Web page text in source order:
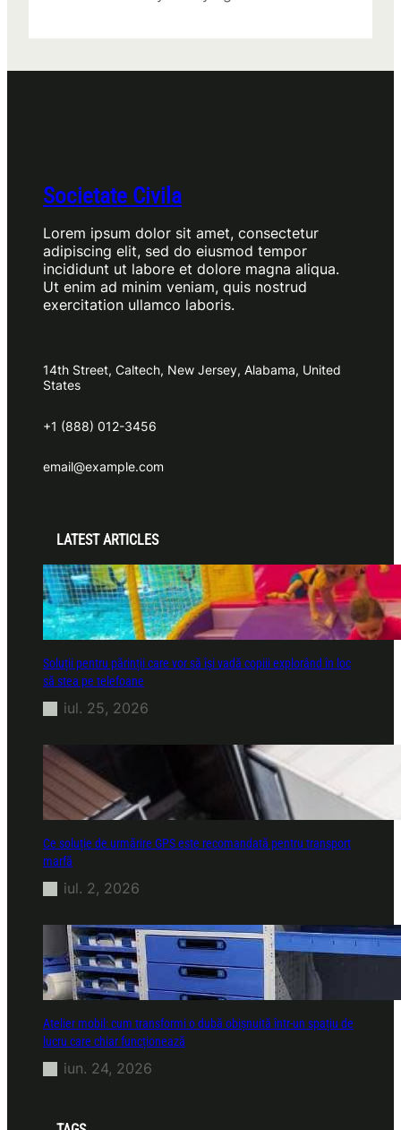
Societate Civila
Lorem ipsum dolor sit amet, consectetur
adipiscing elit, sed do eiusmod tempor
incididunt ut labore et dolore magna aliqua.
Ut enim ad minim veniam, quis nostrud
exercitation ullamco laboris.
14th Street, Caltech, New Jersey, Alabama, United
States
+1 (888) 012-3456
email@example.com
LATEST ARTICLES
Soluții pentru părinții care vor să își vadă copiii explorând în loc
să stea pe telefoane
iul. 25, 2026
Ce soluție de urmărire GPS este recomandată pentru transport
marfă
iul. 2, 2026
Atelier mobil: cum transformi o dubă obișnuită într-un spațiu de
lucru care chiar funcționează
iun. 24, 2026